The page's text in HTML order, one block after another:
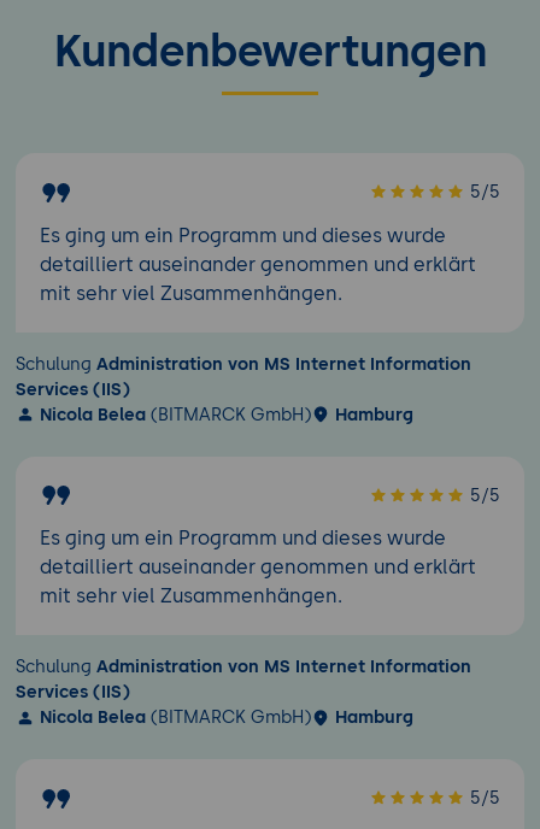
Kundenbewertungen
5/5
Es ging um ein Programm und dieses wurde
detailliert auseinander genommen und erklärt
mit sehr viel Zusammenhängen.
Schulung Administration von MS Internet Information
Services (IIS)
Nicola Belea (BITMARCK GmbH) Hamburg
5/5
Es ging um ein Programm und dieses wurde
detailliert auseinander genommen und erklärt
mit sehr viel Zusammenhängen.
Schulung Administration von MS Internet Information
Services (IIS)
Nicola Belea (BITMARCK GmbH) Hamburg
5/5